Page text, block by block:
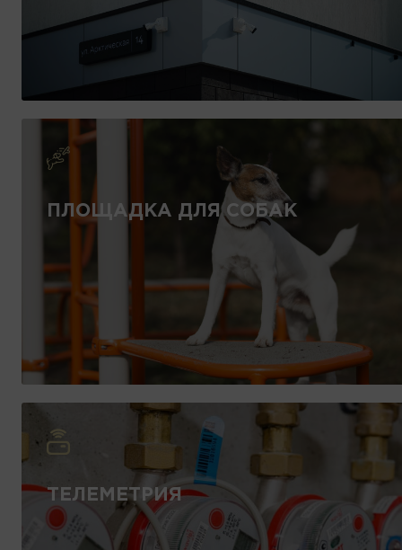
ПЛОЩАДКА ДЛЯ СОБАК
ТЕЛЕМЕТРИЯ